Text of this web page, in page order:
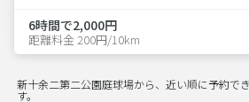
6時間で2,000円
距離料金 200円/10km
新十余二第二公園庭球場から、近い順に予約で
す。